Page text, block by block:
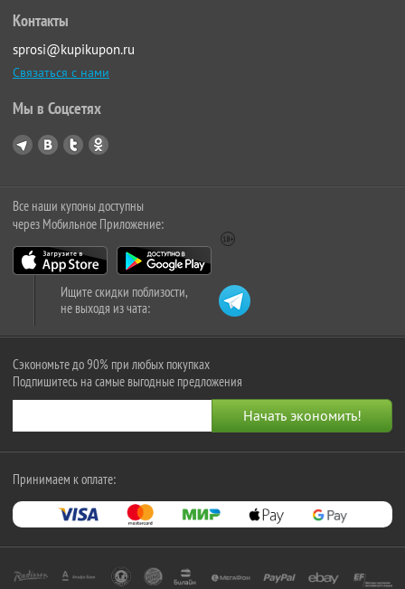
Контакты
sprosi@kupikupon.ru
Связаться с нами
Мы в Соцсетях
Все наши купоны доступны
через Мобильное Приложение:
Ищите скидки поблизости,
не выходя из чата:
Сэкономьте до 90% при любых покупках
Подпишитесь на самые выгодные предложения
Принимаем к оплате: